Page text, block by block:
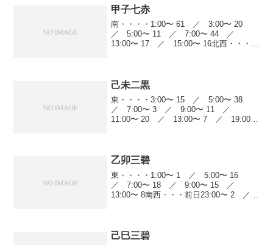
甲子七赤
南・・・・1:00〜 61 ／ 3:00〜 20
／ 5:00〜 11 ／ 7:00〜 44 ／
13:00〜 17 ／ 15:00〜 16北西・・・
己未二黒
東・・・・3:00〜 15 ／ 5:00〜 38
／ 7:00〜 3 ／ 9:00〜 11 ／
11:00〜 20 ／ 13:00〜 7 ／ 19:00〜
乙卯三碧
東・・・・1:00〜 1 ／ 5:00〜 16
／ 7:00〜 18 ／ 9:00〜 15 ／
13:00〜 8南西・・・前日23:00〜 2 ／
己巳三碧